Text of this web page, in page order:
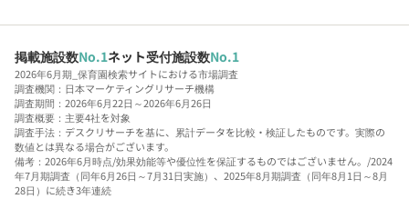
掲載施設数No.1ネット受付施設数No.1
2026年6月期_保育園検索サイトにおける市場調査
調査機関：日本マーケティングリサーチ機構
調査期間：2026年6月22日～2026年6月26日
調査概要：主要4社を対象
調査手法：デスクリサーチを基に、累計データを比較・検証したものです。実際の
数値とは異なる場合がございます。
備考：2026年6月時点/効果効能等や優位性を保証するものではございません。/2024
年7月期調査（同年6月26日～7月31日実施）、2025年8月期調査（同年8月1日～8月
28日）に続き3年連続